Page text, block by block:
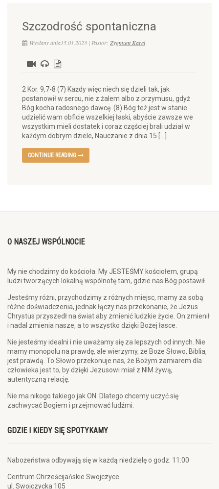
Szczodrość spontaniczna
Wysłany dnia15.01.2023 | Pastor: Zygmunt Karel
2 Kor. 9,7-8 (7) Każdy więc niech się dzieli tak, jak
postanowił w sercu, nie z żalem albo z przymusu, gdyż
Bóg kocha radosnego dawcę. (8) Bóg też jest w stanie
udzielić wam obficie wszelkiej łaski, abyście zawsze we
wszystkim mieli dostatek i coraz częściej brali udział w
każdym dobrym dziele, Nauczanie z dnia 15 […]
CONTINUE READING
O NASZEJ WSPÓLNOCIE
My nie chodzimy do kościoła. My JESTEŚMY kościołem, grupą
ludzi tworzących lokalną wspólnotę tam, gdzie nas Bóg postawił.
Jesteśmy różni, przychodzimy z różnych miejsc, mamy za sobą
różne doświadczenia, jednak łączy nas przekonanie, że Jezus
Chrystus przyszedł na świat aby zmienić ludzkie życie. On zmienił
i nadal zmienia nasze, a to wszystko dzięki Bożej łasce.
Nie jesteśmy idealni i nie uważamy się za lepszych od innych. Nie
mamy monopolu na prawdę, ale wierzymy, że Boże Słowo, Biblia,
jest prawdą. To Słowo przekonuje nas, że Bożym zamiarem dla
człowieka jest to, by dzięki Jezusowi miał z NIM żywą,
autentyczną relację.
Nie ma nikogo takiego jak ON. Dlatego chcemy uczyć się
zachwycać Bogiem i przejmować ludźmi.
GDZIE I KIEDY SIĘ SPOTYKAMY
Nabożeństwa odbywają się w każdą niedzielę o godz. 11:00
Centrum Chrześcijańskie Swojczyce
ul. Swojczycka 105